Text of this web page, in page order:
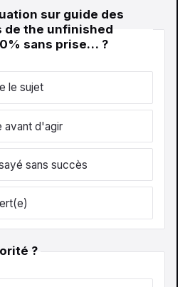
sur guide des
de the unfinished
sans prise… ?
le sujet
avant d'agir
sans succès
?